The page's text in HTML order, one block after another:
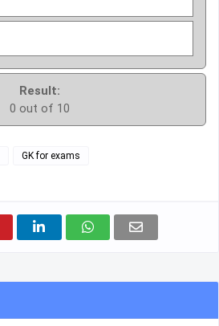
Result:
0 out of 10
GK for exams